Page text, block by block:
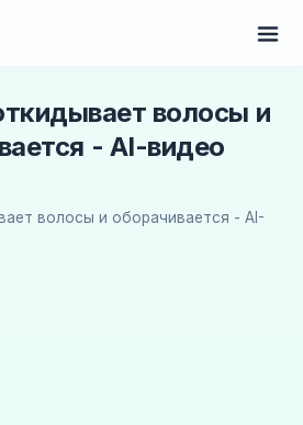
волосы и
- AI-видео
волосы и оборачивается - AI-